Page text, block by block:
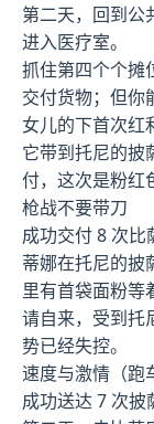
第二天，回到公
进入医疗室。
抓住第四个个摊
交付货物；但你
女儿的下首次红
它带到托尼的披
付，这次是粉红
枪战不要带刀
成功交付 8 次比
蒂娜在托尼的披
里有首袋面粉等
请自来，受到
势已经失控。
速度与激情（跑
成功送达 7 次披